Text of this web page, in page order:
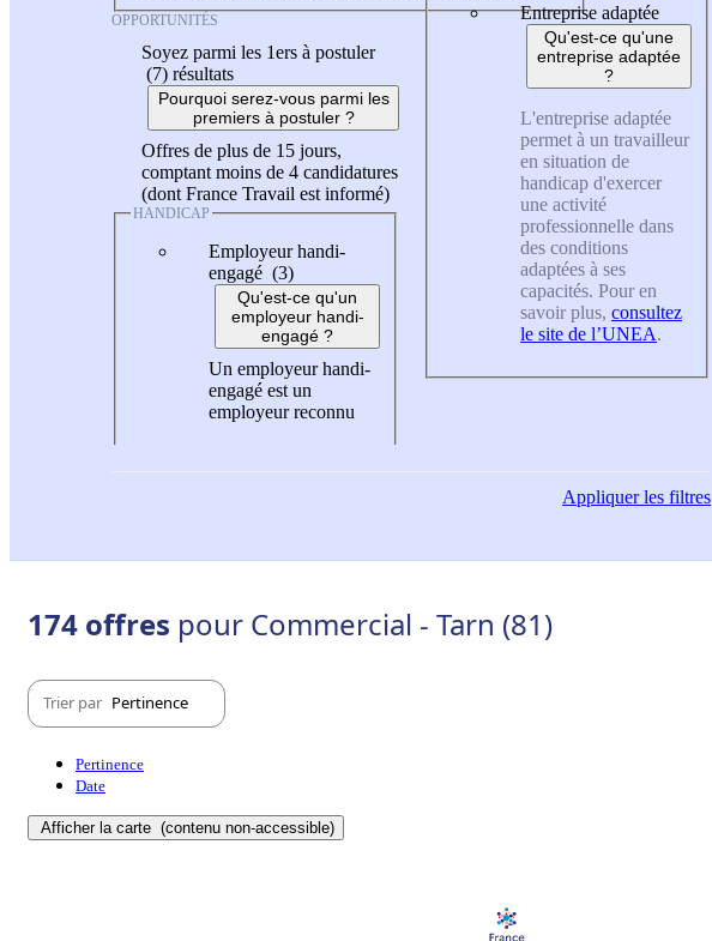
OPPORTUNITÉS
Soyez parmi les 1ers à postuler
(7) résultats
Pourquoi serez-vous parmi les
premiers à postuler ?
Offres de plus de 15 jours,
comptant moins de 4 candidatures
(dont France Travail est informé)
HANDICAP
Employeur handi-
engagé (3)
Qu'est-ce qu'un
employeur handi-
engagé ?
Un employeur handi-
engagé est un
employeur reconnu
Entreprise adaptée
Qu'est-ce qu'une
entreprise adaptée
?
L'entreprise adaptée
permet à un travailleur
en situation de
handicap d'exercer
une activité
professionnelle dans
des conditions
adaptées à ses
capacités. Pour en
savoir plus, consultez
le site de l’UNEA.
Appliquerles filtres
174 offres pour Commercial - Tarn (81)
Trier par Pertinence
Pertinence
Date
Afficher la carte (contenu non-accessible)